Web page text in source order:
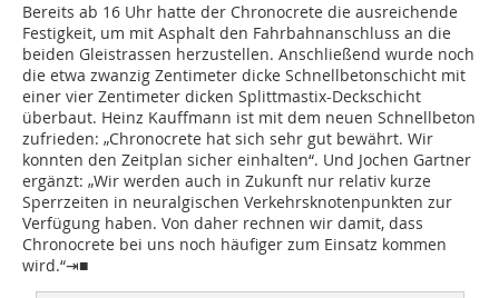
Bereits ab 16 Uhr hatte der Chronocrete die ausreichende
Festigkeit, um mit Asphalt den Fahrbahnanschluss an die
beiden Gleistrassen herzustellen. Anschließend wurde noch
die etwa zwanzig Zentimeter dicke Schnellbetonschicht mit
einer vier Zentimeter dicken Splittmastix-Deckschicht
überbaut. Heinz Kauffmann ist mit dem neuen Schnellbeton
zufrieden: „Chronocrete hat sich sehr gut bewährt. Wir
konnten den Zeitplan sicher einhalten“. Und Jochen Gartner
ergänzt: „Wir werden auch in Zukunft nur relativ kurze
Sperrzeiten in neuralgischen Verkehrsknotenpunkten zur
Verfügung haben. Von daher rechnen wir damit, dass
Chronocrete bei uns noch häufiger zum Einsatz kommen
wird.“⇥■